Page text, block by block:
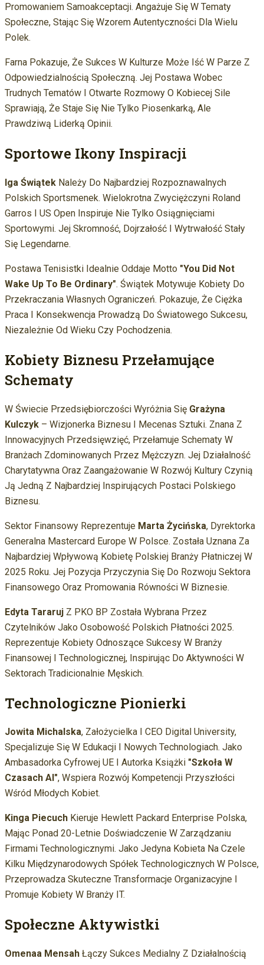
Promowaniem Samoakceptacji. Angażuje Się W Tematy
Społeczne, Stając Się Wzorem Autentyczności Dla Wielu
Polek.
Farna Pokazuje, Że Sukces W Kulturze Może Iść W Parze Z
Odpowiedzialnością Społeczną. Jej Postawa Wobec
Trudnych Tematów I Otwarte Rozmowy O Kobiecej Sile
Sprawiają, Że Staje Się Nie Tylko Piosenkarką, Ale
Prawdziwą Liderką Opinii.
Sportowe Ikony Inspiracji
Iga Świątek Należy Do Najbardziej Rozpoznawalnych
Polskich Sportsmenek. Wielokrotna Zwyciężczyni Roland
Garros I US Open Inspiruje Nie Tylko Osiągnięciami
Sportowymi. Jej Skromność, Dojrzałość I Wytrwałość Stały
Się Legendarne.
Postawa Tenisistki Idealnie Oddaje Motto "You Did Not
Wake Up To Be Ordinary". Świątek Motywuje Kobiety Do
Przekraczania Własnych Ograniczeń. Pokazuje, Że Ciężka
Praca I Konsekwencja Prowadzą Do Światowego Sukcesu,
Niezależnie Od Wieku Czy Pochodzenia.
Kobiety Biznesu Przełamujące
Schematy
W Świecie Przedsiębiorczości Wyróżnia Się Grażyna
Kulczyk – Wizjonerka Biznesu I Mecenas Sztuki. Znana Z
Innowacyjnych Przedsięwzięć, Przełamuje Schematy W
Branżach Zdominowanych Przez Mężczyzn. Jej Działalność
Charytatywna Oraz Zaangażowanie W Rozwój Kultury Czynią
Ją Jedną Z Najbardziej Inspirujących Postaci Polskiego
Biznesu.
Sektor Finansowy Reprezentuje Marta Życińska, Dyrektorka
Generalna Mastercard Europe W Polsce. Została Uznana Za
Najbardziej Wpływową Kobietę Polskiej Branży Płatniczej W
2025 Roku. Jej Pozycja Przyczynia Się Do Rozwoju Sektora
Finansowego Oraz Promowania Równości W Biznesie.
Edyta Tararuj Z PKO BP Została Wybrana Przez
Czytelników Jako Osobowość Polskich Płatności 2025.
Reprezentuje Kobiety Odnoszące Sukcesy W Branży
Finansowej I Technologicznej, Inspirując Do Aktywności W
Sektorach Tradicionalnie Męskich.
Technologiczne Pionierki
Jowita Michalska, Założycielka I CEO Digital University,
Specjalizuje Się W Edukacji I Nowych Technologiach. Jako
Ambasadorka Cyfrowej UE I Autorka Książki "Szkoła W
Czasach AI", Wspiera Rozwój Kompetencji Przyszłości
Wśród Młodych Kobiet.
Kinga Piecuch Kieruje Hewlett Packard Enterprise Polska,
Mając Ponad 20-Letnie Doświadczenie W Zarządzaniu
Firmami Technologicznymi. Jako Jedyna Kobieta Na Czele
Kilku Międzynarodowych Spółek Technologicznych W Polsce,
Przeprowadza Skuteczne Transformacje Organizacyjne I
Promuje Kobiety W Branży IT.
Społeczne Aktywistki
Omenaa Mensah Łączy Sukces Medialny Z Działalnością